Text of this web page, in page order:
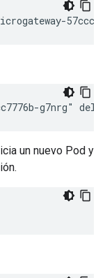
un nuevo Pod y